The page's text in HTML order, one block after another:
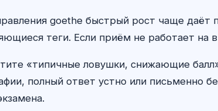
goethe быстрый рост чаще даёт
теги. Если приём не работает на
«типичные ловушки, снижающие
полный ответ устно или письменно